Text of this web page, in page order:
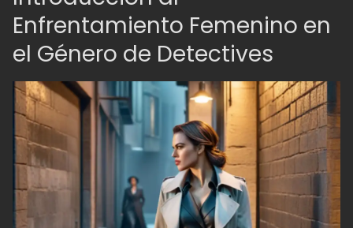
Enfrentamiento Femenino en
el Género de Detectives